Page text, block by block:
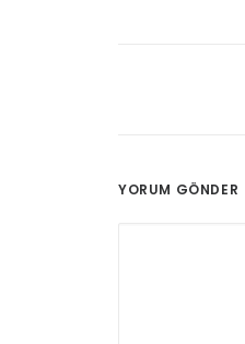
YORUM GÖNDER